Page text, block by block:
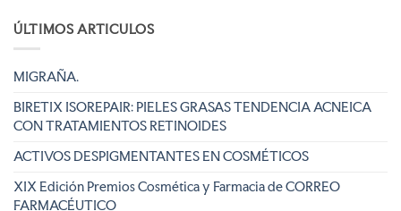
ÚLTIMOS ARTICULOS
MIGRAÑA.
BIRETIX ISOREPAIR: PIELES GRASAS TENDENCIA ACNEICA
CON TRATAMIENTOS RETINOIDES
ACTIVOS DESPIGMENTANTES EN COSMÉTICOS
XIX Edición Premios Cosmética y Farmacia de CORREO
FARMACÉUTICO